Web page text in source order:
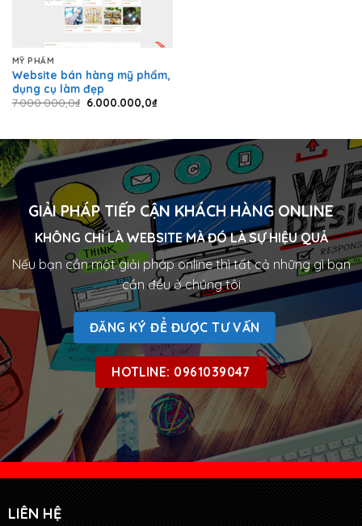
MỸ PHẨM
Website bán hàng mỹ phẩm,
dụng cụ làm đẹp
7.000.000,0₫ 6.000.000,0₫
GIẢI PHÁP TIẾP CẬN KHÁCH HÀNG ONLINE
KHÔNG CHỈ LÀ WEBSITE MÀ ĐÓ LÀ SỰ HIỆU QUẢ
Nếu bạn cần một giải pháp online thì tất cả những gì bạn
cần đều ở chúng tôi
ĐĂNG KÝ ĐỂ ĐƯỢC TƯ VẤN
HOTLINE: 0961039047
LIÊN HỆ